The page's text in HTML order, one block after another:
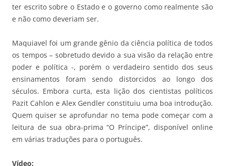
ter escrito sobre o Estado e o governo como realmente são
e não como deveriam ser.
Maquiavel foi um grande gênio da ciência política de todos
os tempos – sobretudo devido a sua visão da relação entre
poder e política -, porém o verdadeiro sentido dos seus
ensinamentos foram sendo distorcidos ao longo dos
séculos. Embora curta, esta lição dos cientistas políticos
Pazit Cahlon e Alex Gendler constituiu uma boa introdução.
Quem quiser se aprofundar no tema pode começar com a
leitura de sua obra-prima “O Príncipe”, disponível online
em várias traduções para o português.
Vídeo: